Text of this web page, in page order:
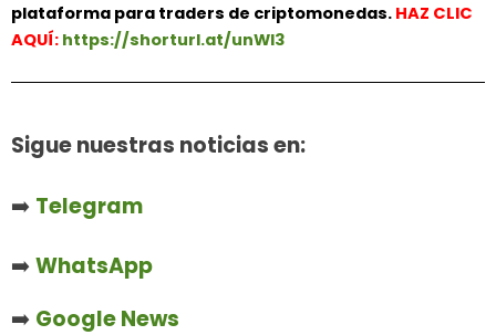
plataforma para traders de criptomonedas. HAZ CLIC
AQUÍ: https://shorturl.at/unWl3
Sigue nuestras noticias en:
➡️ Telegram
➡️WhatsApp
➡️ Google News